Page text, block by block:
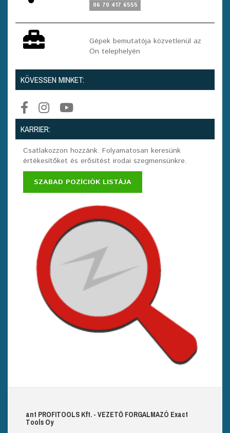
06 70 417 6555
Gépek bemutatója közvetlenül az
Ön telephelyén
KÖVESSEN MINKET:
KARRIER:
Csatlakozzon hozzánk. Folyamatosan keresünk
értékesítőket és erősítést irodai szegmensünkre.
SZABAD POZÍCIÓK LISTÁJA
ant PROFITOOLS Kft. - VEZETŐ FORGALMAZÓ Exact
Tools Oy